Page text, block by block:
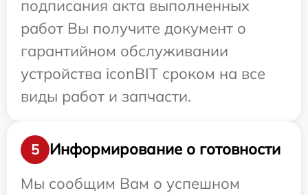
подписания акта выполненных
работ Вы получите документ о
гарантийном обслуживании
устройства iconBIT сроком на все
виды работ и запчасти.
5
Информирование о готовности
Мы сообщим Вам о успешном